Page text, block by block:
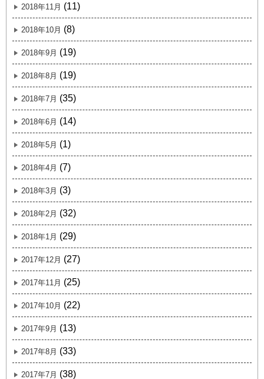
2018年11月 (11)
2018年10月 (8)
2018年9月 (19)
2018年8月 (19)
2018年7月 (35)
2018年6月 (14)
2018年5月 (1)
2018年4月 (7)
2018年3月 (3)
2018年2月 (32)
2018年1月 (29)
2017年12月 (27)
2017年11月 (25)
2017年10月 (22)
2017年9月 (13)
2017年8月 (33)
2017年7月 (38)